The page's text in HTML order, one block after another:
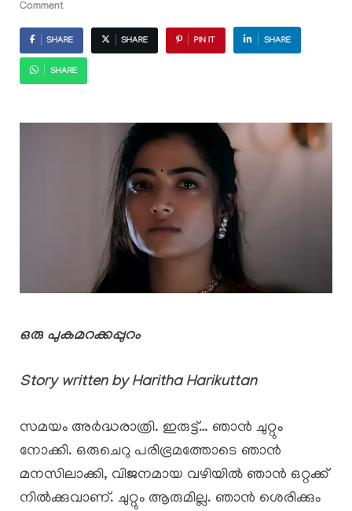
Comment
SHARE SHARE PIN IT SHARE
SHARE
ഒരു പുകമറക്കപ്പുറം
Story written by Haritha Harikuttan
സമയം അർദ്ധരാത്രി. ഇരുട്ട്… ഞാൻ ചുറ്റും
നോക്കി. ഒരുചെറു പരിഭ്രമത്തോടെ ഞാൻ
മനസിലാക്കി, വിജനമായ വഴിയിൽ ഞാൻ ഒറ്റക്ക്
നിൽക്കുവാണ്. ചുറ്റും ആരുമില്ല. ഞാൻ ശെരിക്കും